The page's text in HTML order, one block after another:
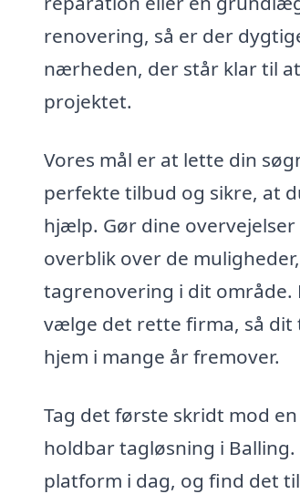
renovering, så er der
nærheden, der står klar til
projektet.
Vores mål er at lette din
perfekte tilbud og sikre, at
hjælp. Gør dine
overblik over de
tagrenovering i dit område.
vælge det rette firma, så dit
hjem i mange år fremover.
Tag det første skridt mod
holdbar tagløsning i
platform i dag, og find det